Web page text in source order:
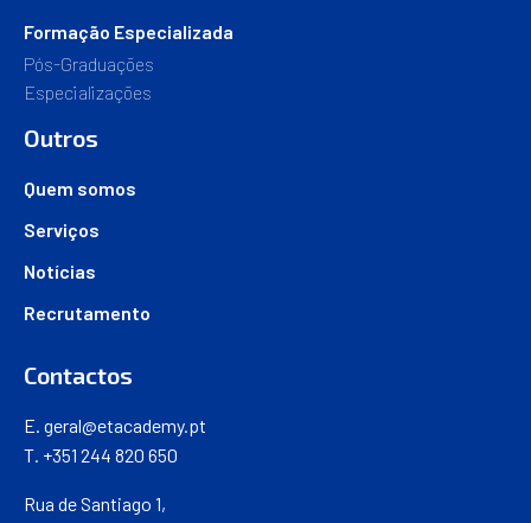
Formação Especializada
Pós-Graduações
Especializações
Outros
Quem somos
Serviços
Notícias
Recrutamento
Contactos
E. geral@etacademy.pt
T. +351 244 820 650
Rua de Santiago 1,